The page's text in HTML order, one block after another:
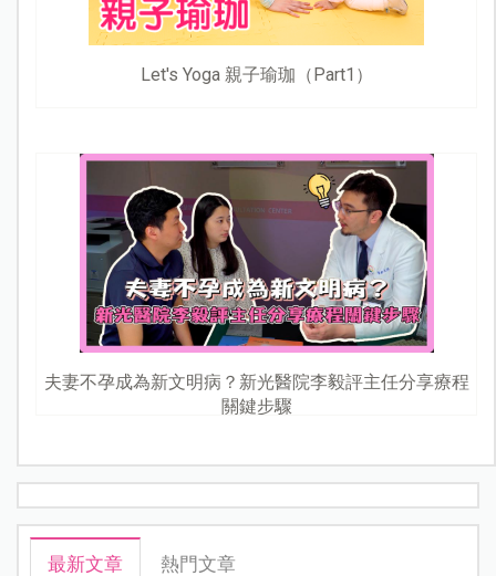
Let's Yoga 親子瑜珈（Part1）
夫妻不孕成為新文明病？新光醫院李毅評主任分享療程
關鍵步驟
最新文章 熱門文章